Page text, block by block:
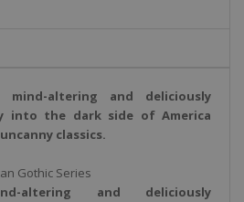
mind-altering and deliciously
into the dark side of America
classics.
Gothic Series
altering and deliciously